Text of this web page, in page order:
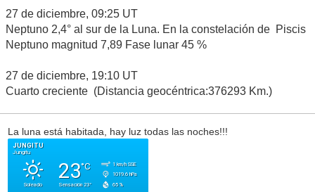
27 de diciembre, 09:25 UT
Neptuno 2,4° al sur de la Luna. En la constelación de Piscis
Neptuno magnitud 7,89 Fase lunar 45 %
27 de diciembre, 19:10 UT
Cuarto creciente (Distancia geocéntrica:376293 Km.)
La luna está habitada, hay luz todas las noches!!!